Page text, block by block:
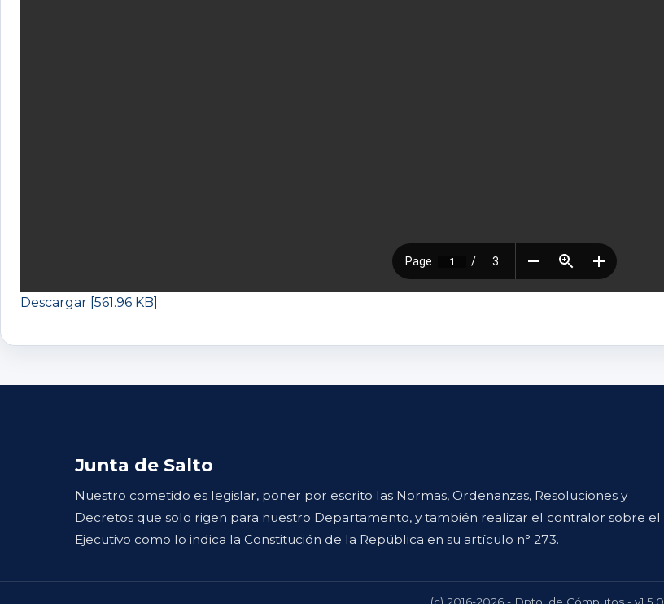
Descargar [561.96 KB]
Junta de Salto
Nuestro cometido es legislar, poner por escrito las Normas, Ordenanzas, Resoluciones y
Decretos que solo rigen para nuestro Departamento, y también realizar el contralor sobre el
Ejecutivo como lo indica la Constitución de la República en su artículo n° 273.
(c) 2016-2026 - Dpto. de Cómputos - v1.5.0